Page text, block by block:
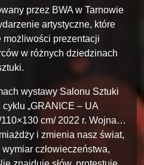
przez BWA w Tarnowie
artystyczne, które
możliwości prezentacji
w różnych dziedzinach
wystawy Salonu Sztuki
„GRANICE – UA
110×130 cm/ 2022 r. Wojna…
i zmienia nasz świat,
człowieczeństwa,